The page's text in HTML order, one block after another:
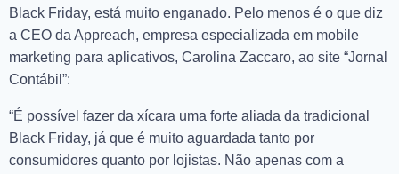
Black Friday, está muito enganado. Pelo menos é o que diz
a CEO da Appreach, empresa especializada em mobile
marketing para aplicativos, Carolina Zaccaro, ao site “Jornal
Contábil”:
“É possível fazer da xícara uma forte aliada da tradicional
Black Friday, já que é muito aguardada tanto por
consumidores quanto por lojistas. Não apenas com a